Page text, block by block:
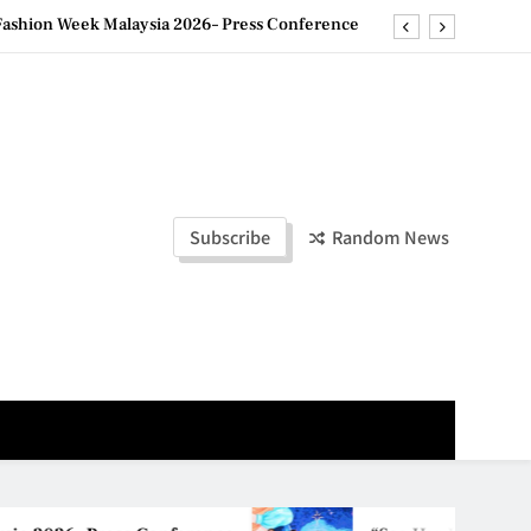
Week Malaysia 2026– Press Conference
Week Malaysia 2026– Press Conference
马来西亚妈妈提供分享剖腹产复原历程的空间
纪录 见证马来西亚房地产经纪行业蓬勃发展
Subscribe Random News